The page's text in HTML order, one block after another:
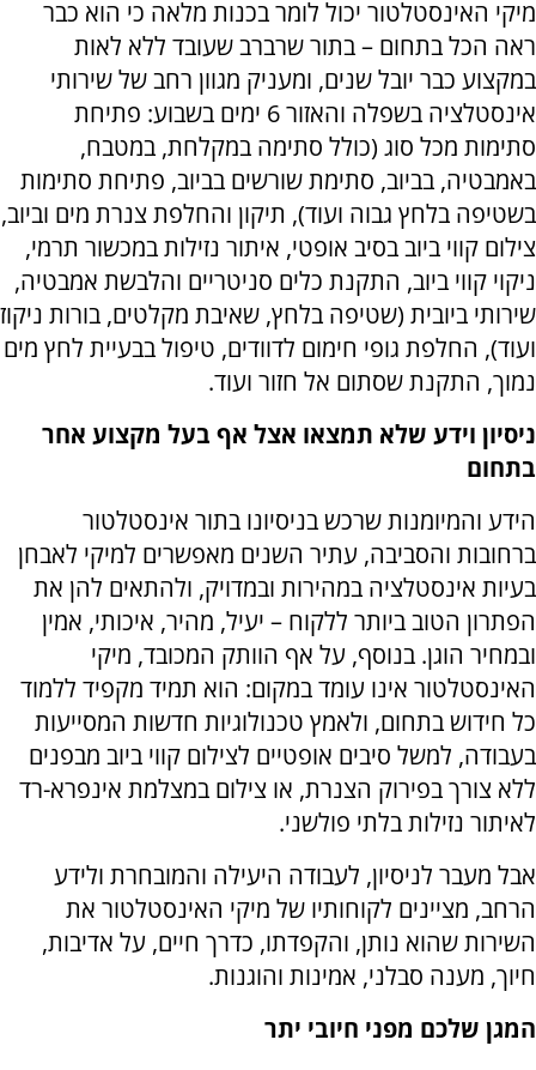
מיקי האינסטלטור יכול לומר בכנות מלאה כי הוא כבר
ראה הכל בתחום – בתור שרברב שעובד ללא לאות
במקצוע כבר יובל שנים, ומעניק מגוון רחב של שירותי
אינסטלציה בשפלה והאזור 6 ימים בשבוע: פתיחת
סתימות מכל סוג (כולל סתימה במקלחת, במטבח,
באמבטיה, בביוב, סתימת שורשים בביוב, פתיחת סתימות
בשטיפה בלחץ גבוה ועוד), תיקון והחלפת צנרת מים וביוב,
צילום קווי ביוב בסיב אופטי, איתור נזילות במכשור תרמי,
ניקוי קווי ביוב, התקנת כלים סניטריים והלבשת אמבטיה,
שירותי ביובית (שטיפה בלחץ, שאיבת מקלטים, בורות ניקוז
ועוד), החלפת גופי חימום לדוודים, טיפול בבעיית לחץ מים
נמוך, התקנת שסתום אל חזור ועוד.
ניסיון וידע שלא תמצאו אצל אף בעל מקצוע אחר
בתחום
הידע והמיומנות שרכש בניסיונו בתור אינסטלטור
ברחובות והסביבה, עתיר השנים מאפשרים למיקי לאבחן
בעיות אינסטלציה במהירות ובמדויק, ולהתאים להן את
הפתרון הטוב ביותר ללקוח – יעיל, מהיר, איכותי, אמין
ובמחיר הוגן. בנוסף, על אף הוותק המכובד, מיקי
האינסטלטור אינו עומד במקום: הוא תמיד מקפיד ללמוד
כל חידוש בתחום, ולאמץ טכנולוגיות חדשות המסייעות
בעבודה, למשל סיבים אופטיים לצילום קווי ביוב מבפנים
ללא צורך בפירוק הצנרת, או צילום במצלמת אינפרא-רד
לאיתור נזילות בלתי פולשני.
אבל מעבר לניסיון, לעבודה היעילה והמובחרת ולידע
הרחב, מציינים לקוחותיו של מיקי האינסטלטור את
השירות שהוא נותן, והקפדתו, כדרך חיים, על אדיבות,
חיוך, מענה סבלני, אמינות והוגנות.
המגן שלכם מפני חיובי יתר